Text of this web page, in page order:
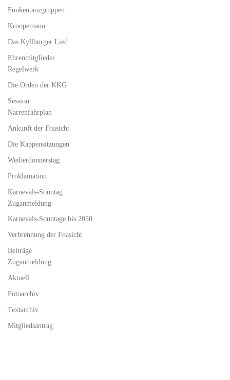
Funkentanzgruppen
Kroopemann
Das Kyllburger Lied
Ehrenmitglieder
Regelwerk
Die Orden der KKG
Session
Narrenfahrplan
Ankunft der Foasicht
Die Kappensitzungen
Weiberdonnerstag
Proklamation
Karnevals-Sonntag
Zuganmeldung
Karnevals-Sonntage bis 2050
Verbrennung der Foasicht
Beiträge
Zuganmeldung
Aktuell
Fotoarchiv
Textarchiv
Mitgliedsantrag